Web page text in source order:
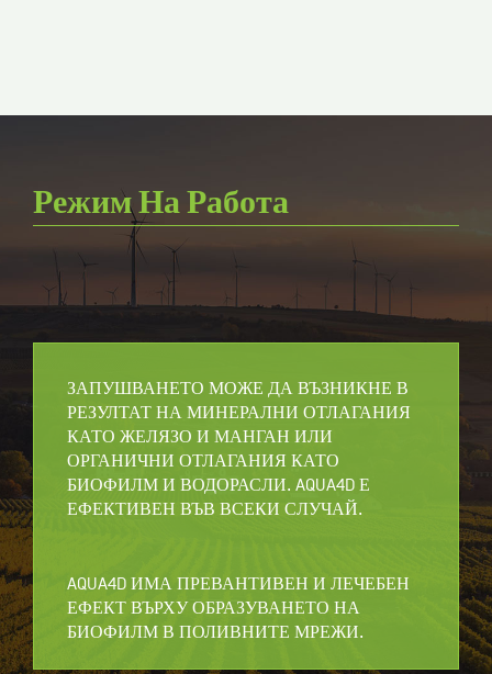
Режим На Работа
ЗАПУШВАНЕТО МОЖЕ ДА ВЪЗНИКНЕ В
РЕЗУЛТАТ НА МИНЕРАЛНИ ОТЛАГАНИЯ
КАТО ЖЕЛЯЗО И МАНГАН ИЛИ
ОРГАНИЧНИ ОТЛАГАНИЯ КАТО
БИОФИЛМ И ВОДОРАСЛИ. AQUA4D Е
ЕФЕКТИВЕН ВЪВ ВСЕКИ СЛУЧАЙ.
AQUA4D ИМА ПРЕВАНТИВЕН И ЛЕЧЕБЕН
ЕФЕКТ ВЪРХУ ОБРАЗУВАНЕТО НА
БИОФИЛМ В ПОЛИВНИТЕ МРЕЖИ.